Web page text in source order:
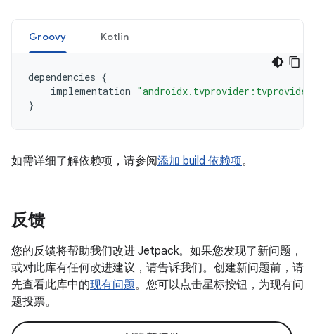
Groovy Kotlin
dependencies {
implementation
}
如需详细了解依赖项，请参阅添加 build 依赖项。
反馈
您的反馈将帮助我们改进 Jetpack。如果您发现了新问题，
或对此库有任何改进建议，请告诉我们。创建新问题前，请
先查看此库中的现有问题。您可以点击星标按钮，为现有问
题投票。